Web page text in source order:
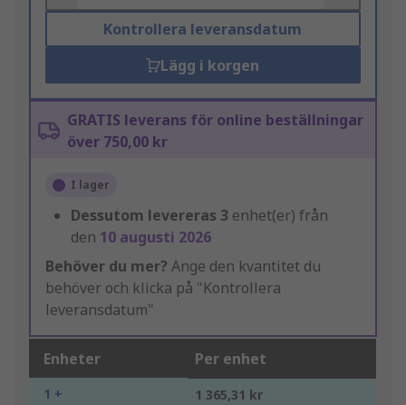
Kontrollera leveransdatum
Lägg i korgen
GRATIS leverans för online beställningar
över 750,00 kr
I lager
Dessutom levereras 3 enhet(er) från
den 10 augusti 2026
Behöver du mer? Ange den kvantitet du
behöver och klicka på "Kontrollera
leveransdatum"
Enheter Per enhet
1 + 1 365,31 kr